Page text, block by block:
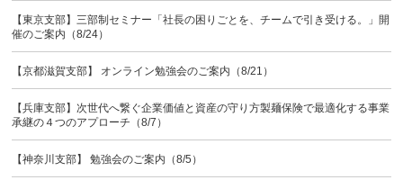
【東京支部】三部制セミナー「社長の困りごとを、チームで引き受ける。」開
催のご案内（8/24）
【京都滋賀支部】 オンライン勉強会のご案内（8/21）
【兵庫支部】次世代へ繋ぐ企業価値と資産の守り方製麺保険で最適化する事業
承継の４つのアプローチ（8/7）
【神奈川支部】 勉強会のご案内（8/5）